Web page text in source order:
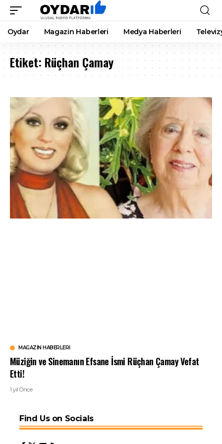
Oydar Magazin Haberleri Medya Haberleri
Etiket: Rüçhan Çamay
MAGAZIN HABERLERI
Müziğin ve Sinemanın Efsane İsmi Rüçhan Çamay Vefat
Etti!
1 yıl Önce
Find Us on Socials